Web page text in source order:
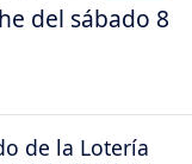
del sábado 8
de la Lotería